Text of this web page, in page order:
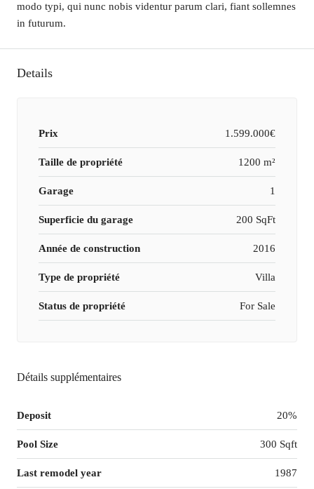
modo typi, qui nunc nobis videntur parum clari, fiant sollemnes
in futurum.
Details
Prix 1.599.000€
Taille de propriété 1200 m²
Garage 1
Superficie du garage 200 SqFt
Année de construction 2016
Type de propriété Villa
Status de propriété For Sale
Détails supplémentaires
Deposit 20%
Pool Size 300 Sqft
Last remodel year 1987